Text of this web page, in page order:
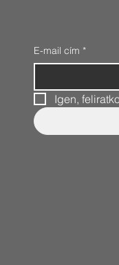
E-mail cím *
Igen,